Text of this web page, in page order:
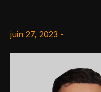
juin 27, 2023 -